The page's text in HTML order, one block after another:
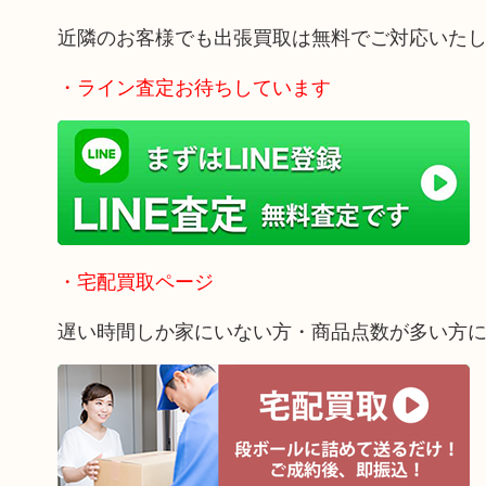
近隣のお客様でも出張買取は無料でご対応いたし
・ライン査定お待ちしています
・宅配買取ページ
遅い時間しか家にいない方・商品点数が多い方